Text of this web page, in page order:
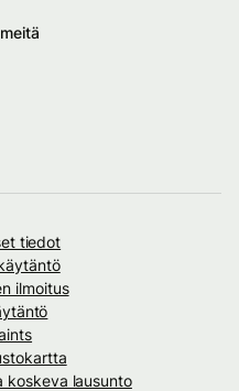
tiedot
ilmoitus
koskeva lausunto